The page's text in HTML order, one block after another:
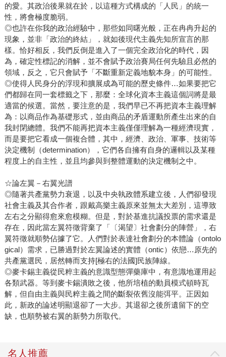
的愛。其政治後果就在於，以這種方式構成的「人民」的統一
性，將會極度脆弱。
◎也許在你我的政治經驗中，那些如同曙光般，正在冉冉升起的
現象，並非「政治的終結」，就如後現代主義先知所宣言的那
樣。恰好相反，我們反倒是進入了一個完全政治化的時代，因
為，確定性標記的消解，並不會賦予政治賽局任何先驗且必然的
領域，反之，它只會賦予「不斷重新定義地貌本身」的可能性。
◎使得人民身分的浮現和擴展成為可能的歷史條件…如果要把它
們都歸在同一套標籤之下，那麼：全球化資本主義這個詞將是最
適當的候選。當然，要注意的是，我們早已不再把資本主義理解
為：以商品作為基礎形式，並由商品的矛盾運動所產生出來的自
我封閉總體。我們不能再把資本主義僅僅理解為一種經濟現實，
而是要把它看成一個複合體，其中，經濟、政治、軍事、技術等
決定機制（determination），它們各自擁有自身的邏輯以及某種
程度上的自主性，並且均參與到整體運動的決定機制之中。
☆論左翼－右翼光譜
◎隨著共產黨勢力衰退，以及中央執政體系建立後，人們卻發現
社會主義及其合作者，跟戴高樂主義原來並無太大差別，這導致
左右之分顯得愈來愈模糊。但是，對於基進抗議投票的需求還是
存在，因此當左翼符徵背棄了「〔渴望〕社會劃分的陣營」，右
翼符徵就順勢佔據了它。人們對於表達社會劃分的本體論（ontolo
gical）需求，已勝過對於左翼論述的實體（ontic）依戀…原先的
共產黨選民，居然轉而支持[極右的法國]民族陣線。
◎麥卡錫主義從民粹主義的意識型態彈藥庫中，有意識地運用起
各類武器。等到麥卡錫潰敗之後，他所培植的動員模式頓時瓦
解，但自由主義與民粹主義之間的斷裂依舊沒能弭平。正因如
此，新政的論述明顯退卻了一大步。其退卻之後所遺留下的空
缺，也順勢被右翼的新勢力所取代。
名人推薦